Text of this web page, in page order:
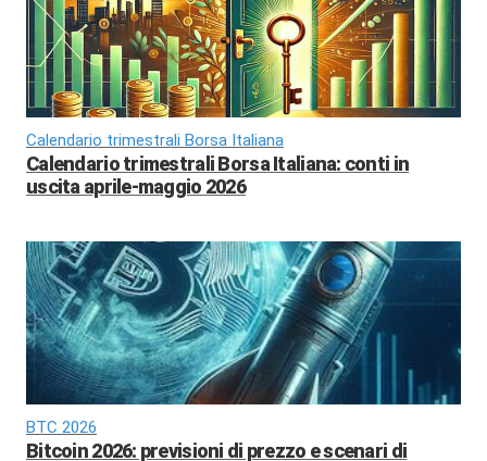
Calendario trimestrali Borsa Italiana
Calendario trimestrali Borsa Italiana: conti in
uscita aprile-maggio 2026
BTC 2026
Bitcoin 2026: previsioni di prezzo e scenari di